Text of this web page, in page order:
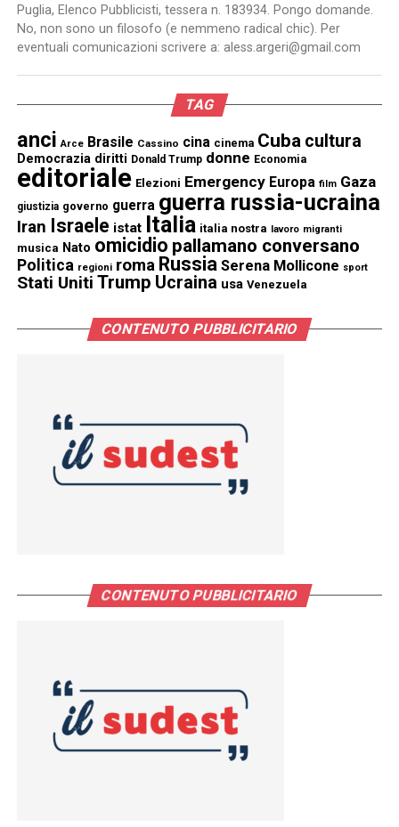
Puglia, Elenco Pubblicisti, tessera n. 183934. Pongo domande.
No, non sono un filosofo (e nemmeno radical chic). Per
eventuali comunicazioni scrivere a: aless.argeri@gmail.com
TAG
anci Arce Brasile Cassino cina cinema Cuba cultura
Democrazia diritti Donald Trump donne Economia
editoriale Elezioni Emergency Europa film Gaza
giustizia governo guerra guerra russia-ucraina
Iran Israele istat Italia italia nostra lavoro migranti
musica Nato omicidio pallamano conversano
Politica regioni roma Russia Serena Mollicone sport
Stati Uniti Trump Ucraina usa Venezuela
CONTENUTO PUBBLICITARIO
CONTENUTO PUBBLICITARIO